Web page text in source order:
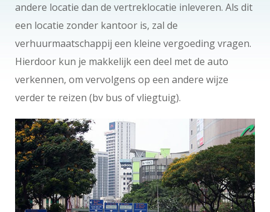
andere locatie dan de vertreklocatie inleveren. Als dit
een locatie zonder kantoor is, zal de
verhuurmaatschappij een kleine vergoeding vragen.
Hierdoor kun je makkelijk een deel met de auto
verkennen, om vervolgens op een andere wijze
verder te reizen (bv bus of vliegtuig).